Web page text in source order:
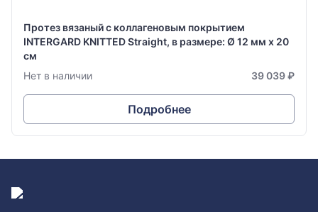
Протез вязаный с коллагеновым покрытием
INTERGARD KNITTED Straight, в размере: Ø 12 мм х 20
см
Нет в наличии
39 039 ₽
Подробнее